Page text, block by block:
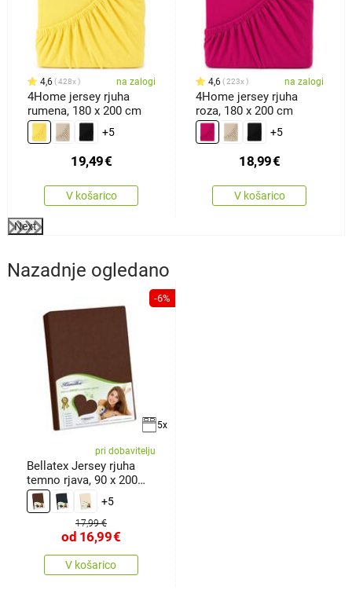
4,6 428x na zalogi
4Home jersey rjuha
rumena, 180 x 200 cm
+5
19,49€
V košarico
4,6 223x na zalogi
4Home jersey rjuha
roza, 180 x 200 cm
+5
18,99€
V košarico
Next
Nazadnje ogledano
-6%
5x
pri dobavitelju
Bellatex Jersey rjuha
temno rjava, 90 x 200
cm
+5
17,99 €
od 16,99€
V košarico